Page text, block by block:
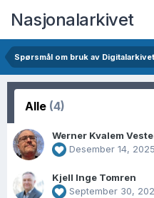
Nasjonalarkivet
Spørsmål om bruk av Digitalarkivet
Alle (4)
Werner Kvalem
Desember 14, 2025
Kjell Inge Tomren
September 30,